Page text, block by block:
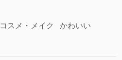
コスメ・メイク かわいい